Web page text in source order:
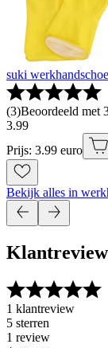
suki
(3)Beoordeeld met
3.99
Prijs: 3.99 euro
Bekijk alles in
1 klantreview
5 sterren
1 review